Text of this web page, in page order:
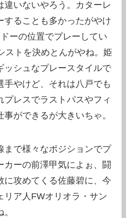
違いないやろう。カターレ
することも多かったがやけ
ーの位置でプレーしてい
ストを決めとんがやね。姫
ッシュなプレースタイルで
手やけど、それは八戸でも
プレスでラストパスやフィ
ができるが大きいちゃ。
まで様々なポジションでプ
カーの前澤甲気によぉ、闘
に攻めてくる佐藤碧に、今
リア人FWオリオラ・サン